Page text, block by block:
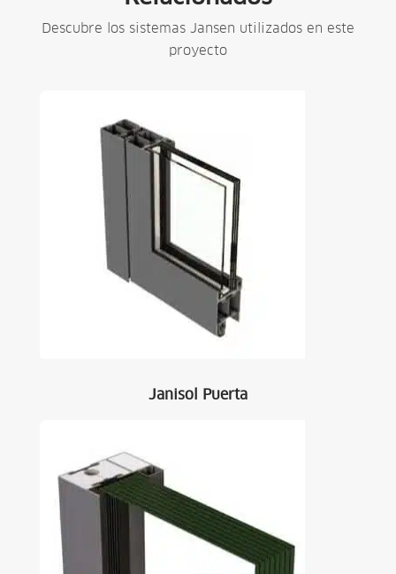
Descubre los sistemas Jansen utilizados en este
proyecto
Janisol Puerta